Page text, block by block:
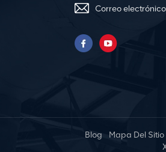
Máquina
Correo
Blog Mapa Del Sitio